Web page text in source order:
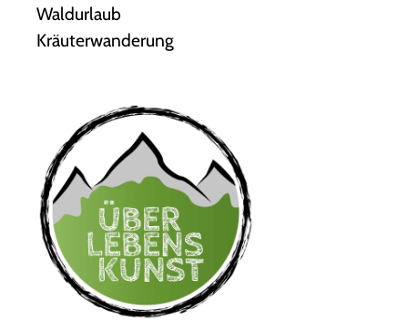
Waldurlaub
Kräuterwanderung